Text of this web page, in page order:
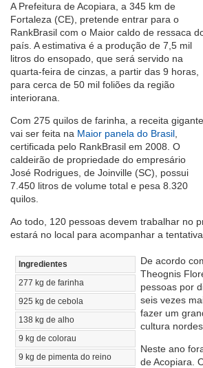
A Prefeitura de Acopiara, a 345 km de
Fortaleza (CE), pretende entrar para o
RankBrasil com o Maior caldo de ressaca
país. A estimativa é a produção de 7,5 mil
litros do ensopado, que será servido na
quarta-feira de cinzas, a partir das 9 horas,
para cerca de 50 mil foliões da região
interiorana.
Com 275 quilos de farinha, a receita gigante
vai ser feita na Maior panela do Brasil
certificada pelo RankBrasil em 2008. O
caldeirão de propriedade do empresário
José Rodrigues, de Joinville (SC), possui
7.450 litros de volume total e pesa 8.320
quilos.
Ao todo, 120 pessoas devem trabalhar no
estará no local para acompanhar a
Ingredientes
277 kg de farinha
925 kg de cebola
138 kg de alho
9 kg de colorau
9 kg de pimenta do reino
De acordo
Theognis
pessoas por
seis vezes
fazer um
cultura
Neste ano
de Acopiara.